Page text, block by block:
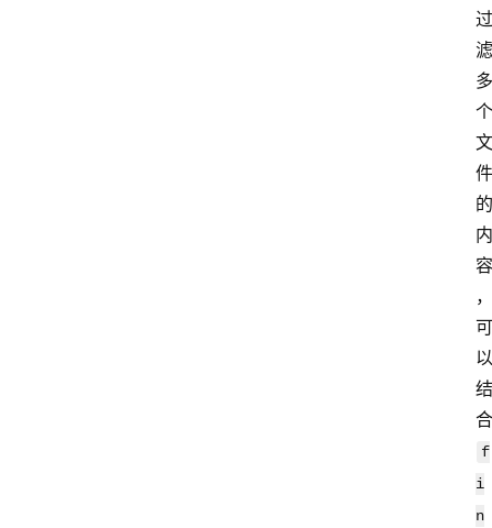
过
滤
多
个
文
件
的
内
容
，
可
以
结
f
i
n